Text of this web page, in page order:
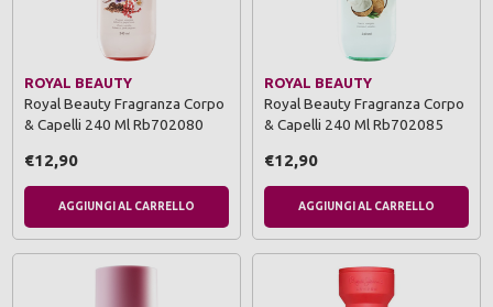
ROYAL BEAUTY
Royal Beauty Fragranza Corpo
& Capelli 240 Ml Rb702080
€12,90
AGGIUNGI AL CARRELLO
ROYAL BEAUTY
Royal Beauty Fragranza Corpo
& Capelli 240 Ml Rb702085
€12,90
AGGIUNGI AL CARRELLO